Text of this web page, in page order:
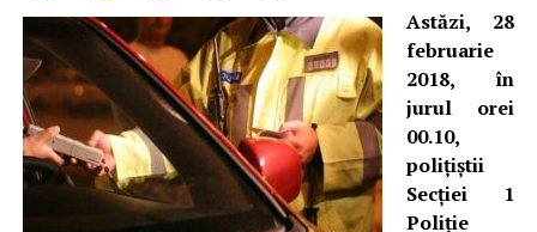
Astăzi, 28
februarie
2018, în
jurul orei
00.10,
poliţiştii
Secției 1
Poliție